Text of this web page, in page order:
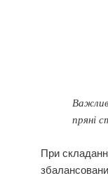
пряні
При